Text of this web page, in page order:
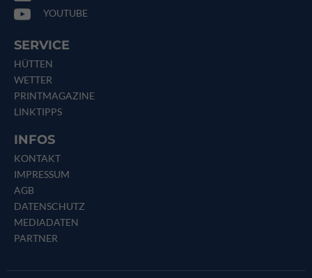
YOUTUBE
SERVICE
HÜTTEN
WETTER
PRINTMAGAZINE
LINKTIPPS
INFOS
KONTAKT
IMPRESSUM
AGB
DATENSCHUTZ
MEDIADATEN
PARTNER